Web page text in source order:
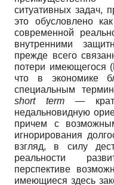
ситуативных задач,
это обусловлено
современной
внутренними
прежде всего
потери имеющегося
что в экономике
специальным
short term —
недальновидную
причем с
игнорирования
взгляд, в силу
реальности
перспективе
имеющиеся здесь